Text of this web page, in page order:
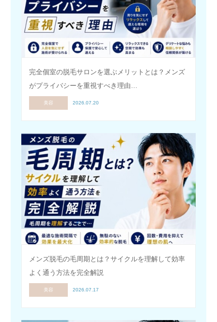
完全個室の脱毛サロンを選ぶメリットとは？メンズ
がプライバシーを重視すべき理由…
美容 2026.07.20
メンズ脱毛の毛周期とは？サイクルを理解して効率
よく通う方法を完全解説
美容 2026.07.17